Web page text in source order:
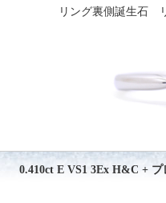
リング裏側誕生石
0.410ct E VS1 3Ex H&C +